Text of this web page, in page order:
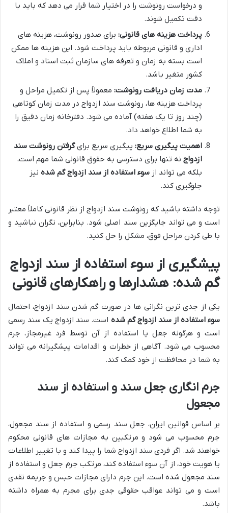
و درخواست رونوشت را در اختیار شما قرار می دهد که باید با
دقت تکمیل شوند.
پرداخت هزینه های قانونی: برای صدور رونوشت، هزینه های
اداری و قانونی مربوطه باید پرداخت شود. این هزینه ها ممکن
است بسته به زمان و تعرفه های سازمان ثبت اسناد و املاک
کشور متغیر باشد.
مدت زمان دریافت رونوشت: معمولاً پس از تکمیل مراحل و
پرداخت هزینه ها، رونوشت سند ازدواج در مدت زمان کوتاهی
(چند روز تا یک هفته) آماده می شود. دفترخانه زمان دقیق را
به شما اطلاع خواهد داد.
اهمیت پیگیری سریع: پیگیری سریع برایگرفتن رونوشت سند
ازدواج نه تنها برای دسترسی به حقوق قانونی شما مهم است،
بلکه می تواند از سوء استفاده از سند ازدواج گم شده نیز
جلوگیری کند.
توجه داشته باشید که رونوشت سند ازدواج از نظر قانونی کاملاً معتبر
است و می تواند جایگزین سند اصلی شود. بنابراین، نگران نباشید و
با طی کردن مراحل فوق، مشکل را حل کنید.
پیشگیری از سوء استفاده از سند ازدواج
گم شده: هشدارها و راهکارهای قانونی
یکی از جدی ترین نگرانی ها در صورت گم شدن سند ازدواج، احتمال
سوء استفاده از سند ازدواج گم شده است. سند ازدواج یک سند رسمی
است و هرگونه جعل یا استفاده از آن توسط فرد غیرمجاز، جرم
محسوب می شود. آگاهی از خطرات و اقدامات پیشگیرانه می تواند
به شما در محافظت از خود کمک کند.
جرم انگاری جعل سند و استفاده از سند
مجعول
بر اساس قوانین ایران، جعل سند رسمی و استفاده از سند مجعول،
جرم محسوب می شود و مرتکبین به مجازات های قانونی محکوم
خواهند شد. اگر فردی سند ازدواج شما را پیدا کند و با تغییر اطلاعات
یا هویت خود، از آن سوء استفاده کند، مرتکب جرم جعل و استفاده از
سند مجعول شده است. این جرم دارای مجازات حبس و جریمه نقدی
است و می تواند عواقب حقوقی جدی برای مجرم به همراه داشته
باشد.